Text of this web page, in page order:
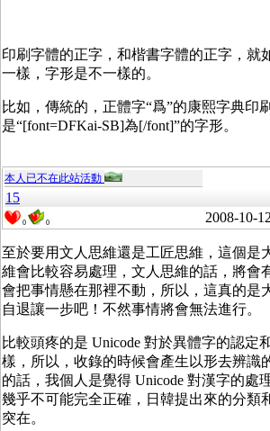
印刷字體的正字，和楷書字體的正字，就
一樣，字形是不一樣的。
比如，傳統的，正體字“爲”的康熙字典印
是“[font=DFKai-SB]為[/font]”的字形。
本人已不在此站活動
15
0 0 2008-10-
至於要用文人思維還是工匠思維，這個是
維會比較容易處理，文人思維的話，將會
會把事情懸在那裡不動，所以，這真的是
自退讓一步吧！不然事情將會無法進行。
比較頭疼的是 Unicode 對於異體字的認定
樣，所以，收錄的時候會產生以形去辨識
的話，我個人是覺得 Unicode 對漢字的處
幾乎不可能完全正確，日韓提出來的分類
突在。